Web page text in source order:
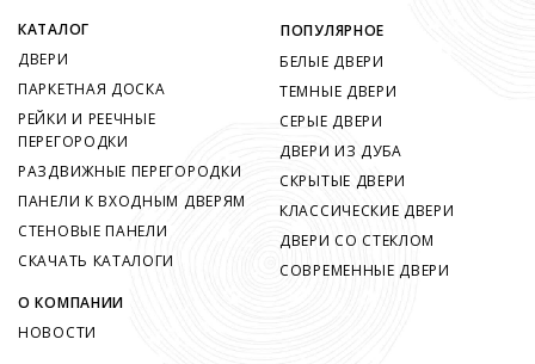
КАТАЛОГ
ДВЕРИ
ПАРКЕТНАЯ ДОСКА
РЕЙКИ И РЕЕЧНЫЕ
ПЕРЕГОРОДКИ
РАЗДВИЖНЫЕ ПЕРЕГОРОДКИ
ПАНЕЛИ К ВХОДНЫМ ДВЕРЯМ
СТЕНОВЫЕ ПАНЕЛИ
СКАЧАТЬ КАТАЛОГИ
О КОМПАНИИ
НОВОСТИ
ПОПУЛЯРНОЕ
БЕЛЫЕ ДВЕРИ
ТЕМНЫЕ ДВЕРИ
СЕРЫЕ ДВЕРИ
ДВЕРИ ИЗ ДУБА
СКРЫТЫЕ ДВЕРИ
КЛАССИЧЕСКИЕ ДВЕРИ
ДВЕРИ СО СТЕКЛОМ
СОВРЕМЕННЫЕ ДВЕРИ